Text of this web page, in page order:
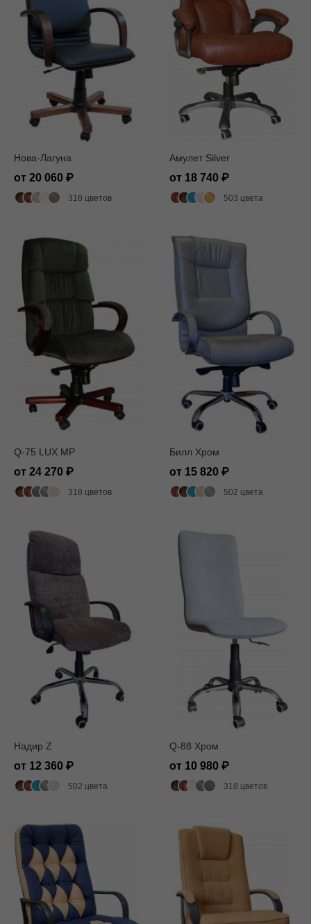
Нова-Лагуна
от 20 060
318 цветов
Амулет Silver
от 18 740
503 цвета
Q-75 LUX MP
от 24 270
318 цветов
Билл Хром
от 15 820
502 цвета
Надир Z
от 12 360
502 цвета
Q-88 Хром
от 10 980
318 цветов